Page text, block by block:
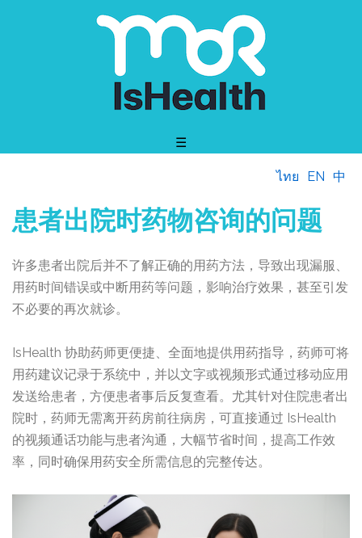
☰
ไทย EN 中
患者出院时药物咨询的问题
许多患者出院后并不了解正确的用药方法，导致出现漏服、
用药时间错误或中断用药等问题，影响治疗效果，甚至引发
不必要的再次就诊。
IsHealth 协助药师更便捷、全面地提供用药指导，药师可将
用药建议记录于系统中，并以文字或视频形式通过移动应用
发送给患者，方便患者事后反复查看。尤其针对住院患者出
院时，药师无需离开药房前往病房，可直接通过 IsHealth
的视频通话功能与患者沟通，大幅节省时间，提高工作效
率，同时确保用药安全所需信息的完整传达。